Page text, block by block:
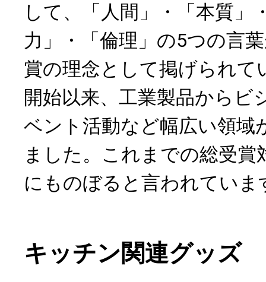
して、「人間」・「本質」
力」・「倫理」の5つの言
賞の理念として掲げられて
開始以来、工業製品からビ
ベント活動など幅広い領域
ました。これまでの総受賞
にものぼると言われていま
キッチン関連グッズ